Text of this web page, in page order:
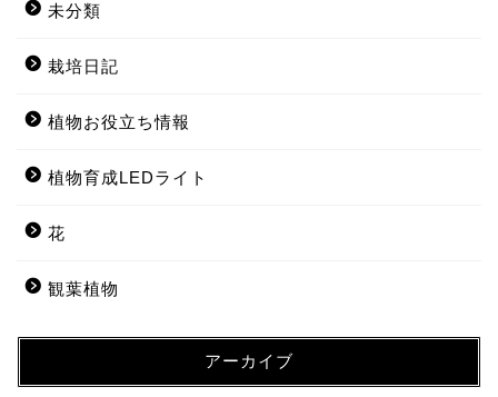
未分類
栽培日記
植物お役立ち情報
植物育成LEDライト
花
観葉植物
アーカイブ